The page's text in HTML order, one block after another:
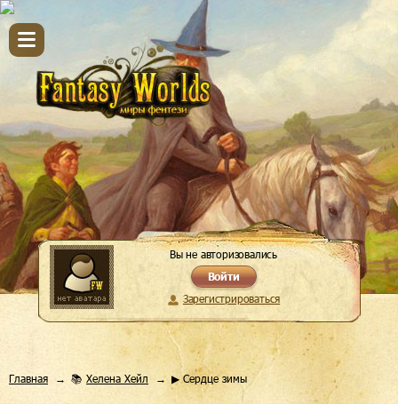
Вы не авторизовались
Войти
Зарегистрироваться
Главная 📚 Хелена Хейл ▶ Сердце зимы